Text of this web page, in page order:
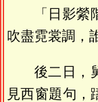
「日影
吹盡霓裳調，
後二日，
見西窗題句，